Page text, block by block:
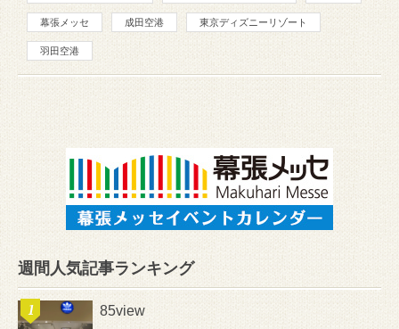
幕張メッセ 成田空港 東京ディズニーリゾート
羽田空港
週間人気記事ランキング
85view